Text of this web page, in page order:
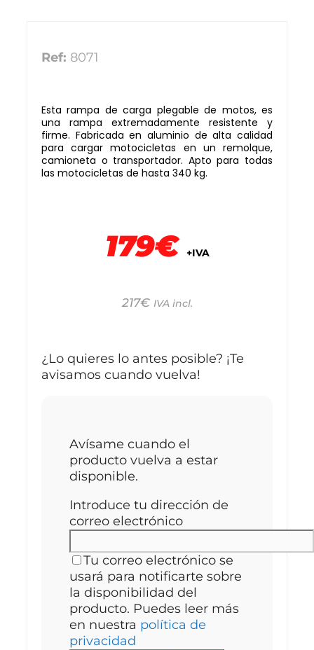
Ref: 8071
Esta rampa de carga plegable de motos, es
una rampa extremadamente resistente y
firme. Fabricada en aluminio de alta calidad
para cargar motocicletas en un remolque,
camioneta o transportador. Apto para todas
las motocicletas de hasta 340 kg.
179€ +IVA
217€ IVA incl.
¿Lo quieres lo antes posible? ¡Te
avisamos cuando vuelva!
Avísame cuando el
producto vuelva a estar
disponible.
Introduce tu dirección de
correo electrónico
Tu correo electrónico se
usará para notificarte sobre
la disponibilidad del
producto. Puedes leer más
en nuestra política de
privacidad